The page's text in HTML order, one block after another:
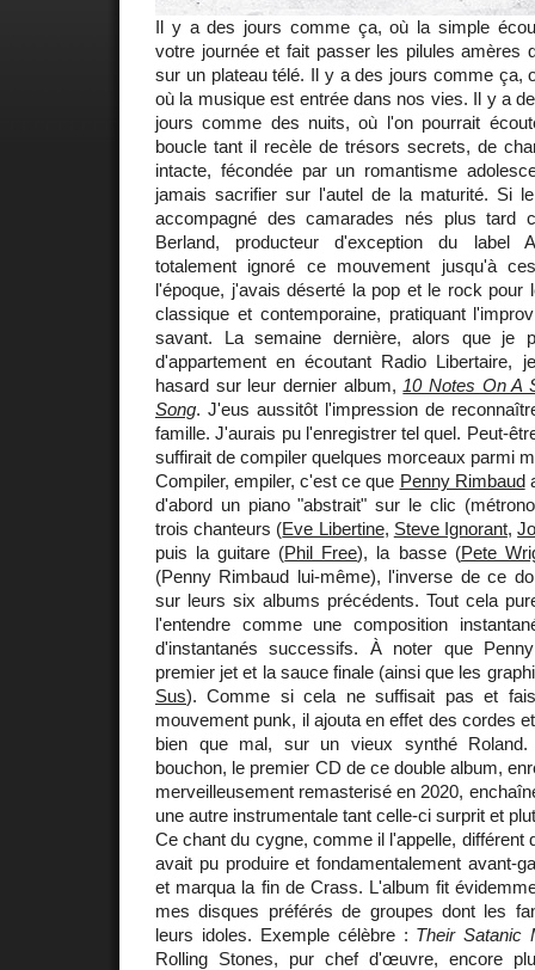
Il y a des jours comme ça, où la simple
votre journée et fait passer les pilules amères
sur un plateau télé. Il y a des jours comme ça,
où la musique est entrée dans nos vies. Il y a
jours comme des nuits, où l'on pourrait
boucle tant il recèle de trésors secrets, de
intacte, fécondée par un romantisme
jamais sacrifier sur l'autel de la maturité. Si
accompagné des camarades nés plus tard
Berland, producteur d'exception du label
totalement ignoré ce mouvement jusqu'à
l'époque, j'avais déserté la pop et le rock pour
classique et contemporaine, pratiquant
savant. La semaine dernière, alors que je
d'appartement en écoutant Radio Libertaire,
hasard sur leur dernier album, 10 Notes On A
Song. J'eus aussitôt l'impression de
famille. J'aurais pu l'enregistrer tel quel. Peut-
suffirait de compiler quelques morceaux parmi
Compiler, empiler, c'est ce que Penny Rimbaud
d'abord un piano "abstrait" sur le clic
trois chanteurs (Eve Libertine, Steve Ignorant,
puis la guitare (Phil Free), la basse (Pete
(Penny Rimbaud lui-même), l'inverse de ce
sur leurs six albums précédents. Tout cela
l'entendre comme une composition
d'instantanés successifs. À noter que
premier jet et la sauce finale (ainsi que les
Sus). Comme si cela ne suffisait pas et
mouvement punk, il ajouta en effet des cordes
bien que mal, sur un vieux synthé Roland.
bouchon, le premier CD de ce double album,
merveilleusement remasterisé en 2020,
une autre instrumentale tant celle-ci surprit et
Ce chant du cygne, comme il l'appelle, différent
avait pu produire et fondamentalement avant-
et marqua la fin de Crass. L'album fit
mes disques préférés de groupes dont les
leurs idoles. Exemple célèbre : Their Satanic
Rolling Stones, pur chef d'œuvre, encore